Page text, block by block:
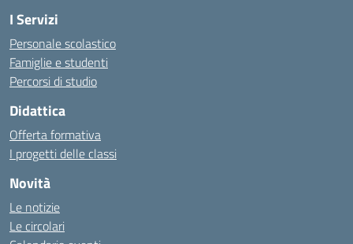
I Servizi
Personale scolastico
Famiglie e studenti
Percorsi di studio
Didattica
Offerta formativa
I progetti delle classi
Novità
Le notizie
Le circolari